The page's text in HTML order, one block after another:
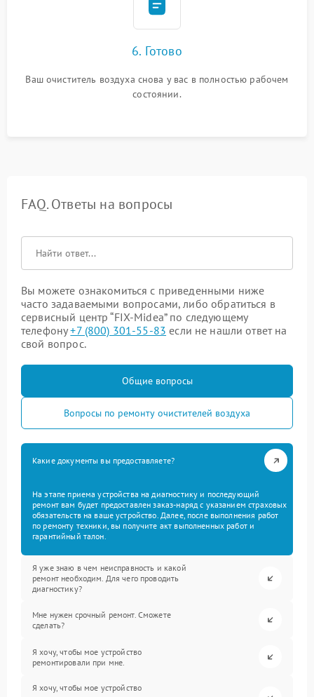
6. Готово
Ваш очиститель воздуха снова у вас в полностью рабочем
состоянии.
FAQ. Ответы на вопросы
Вы можете ознакомиться с приведенными ниже
часто задаваемыми вопросами, либо обратиться в
сервисный центр “FIX-Midea” по следующему
телефону+7 (800) 301-55-83 если не нашли ответ на
свой вопрос.
Общие вопросы
Вопросы по ремонту очистителей воздуха
Какие документы вы предоставляете?
На этапе приема устройства на диагностику и последующий
ремонт вам будет предоставлен заказ-наряд с указанием страховых
обязательств на ваше устройство. Далее, после выполнения работ
по ремонту техники, вы получите акт выполненных работ и
гарантийный талон.
Я уже знаю в чем неисправность и какой
ремонт необходим. Для чего проводить
диагностику?
Мне нужен срочный ремонт. Сможете
сделать?
Я хочу, чтобы мое устройство
ремонтировали при мне.
Я хочу, чтобы мое устройство